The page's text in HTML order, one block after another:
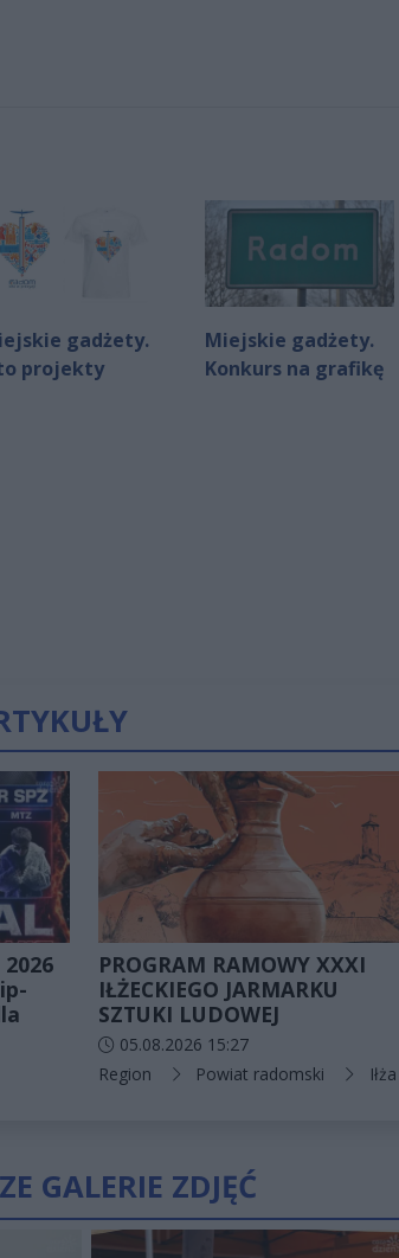
gadżety.
projekty
Miejskie gadżety.
Konkurs na grafikę
PROGRAM RAMOWY XXXI
IŁŻECKIEGO JARMARKU
SZTUKI LUDOWEJ
Data dodania artykułu:
05.08.2026 15:27
Kategorie artykułu:
Region Powiat radomski Iłża
GALERIE ZDJĘĆ